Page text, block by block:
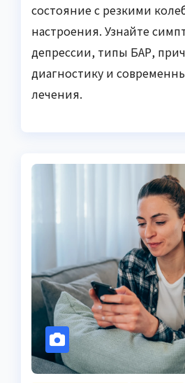
состояние с резкими
настроения. Узнайте
депрессии, типы БАР,
диагностику и
лечения.